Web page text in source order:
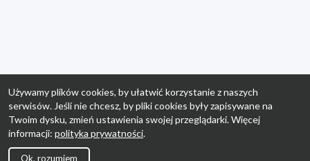
Używamy plików cookies, by ułatwić korzystanie z naszych
serwisów. Jeśli nie chcesz, by pliki cookies były zapisywane na
Twoim dysku, zmień ustawienia swojej przeglądarki. Więcej
informacji: polityka prywatności.
Ok, rozumiem